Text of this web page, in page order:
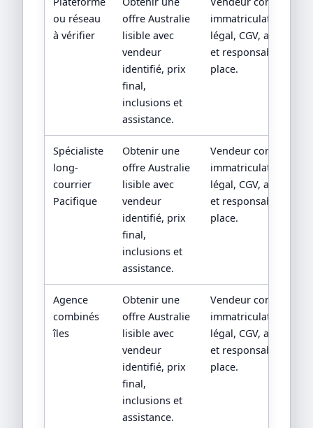
ou réseau
à vérifier
offre Australie
lisible avec
vendeur
identifié, prix
final,
inclusions et
assistance.
immatriculation/
légal, CGV, assistance
et responsabilité sur
place.
Spécialiste
long-
courrier
Pacifique
Obtenir une
offre Australie
lisible avec
vendeur
identifié, prix
final,
inclusions et
assistance.
Vendeur contractuel,
immatriculation/
légal, CGV, assistance
et responsabilité sur
place.
Agence
combinés
îles
Obtenir une
offre Australie
lisible avec
vendeur
identifié, prix
final,
inclusions et
assistance.
Vendeur contractuel,
immatriculation/
légal, CGV, assistance
et responsabilité sur
place.